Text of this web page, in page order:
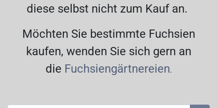
diese selbst nicht zum Kauf an.
Möchten Sie bestimmte Fuchsien
kaufen, wenden Sie sich gern an
die Fuchsiengärtnereien.